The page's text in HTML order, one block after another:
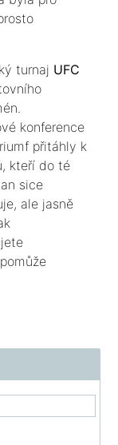
turnaj UFC
konference
přitáhly k
kteří do té
sice
ale jasně